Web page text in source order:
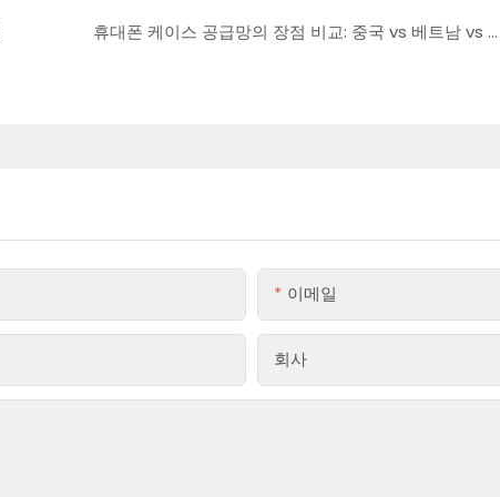
휴대폰 케이스 공급망의 장점 비교: 중국 vs 베트남 vs 인도
이메일
회사